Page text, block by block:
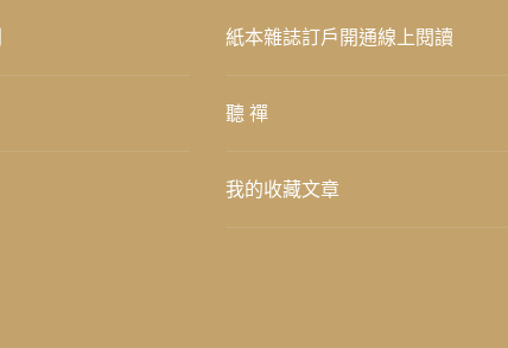
紙本雜誌訂戶開通線上閱讀
聽 禪
我的收藏文章